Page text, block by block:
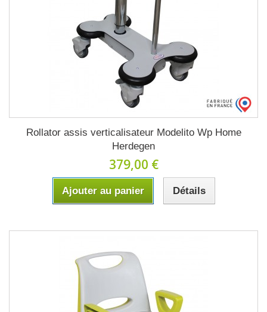
Rollator assis verticalisateur Modelito Wp Home
Herdegen
379,00 €
Ajouter au panier Détails